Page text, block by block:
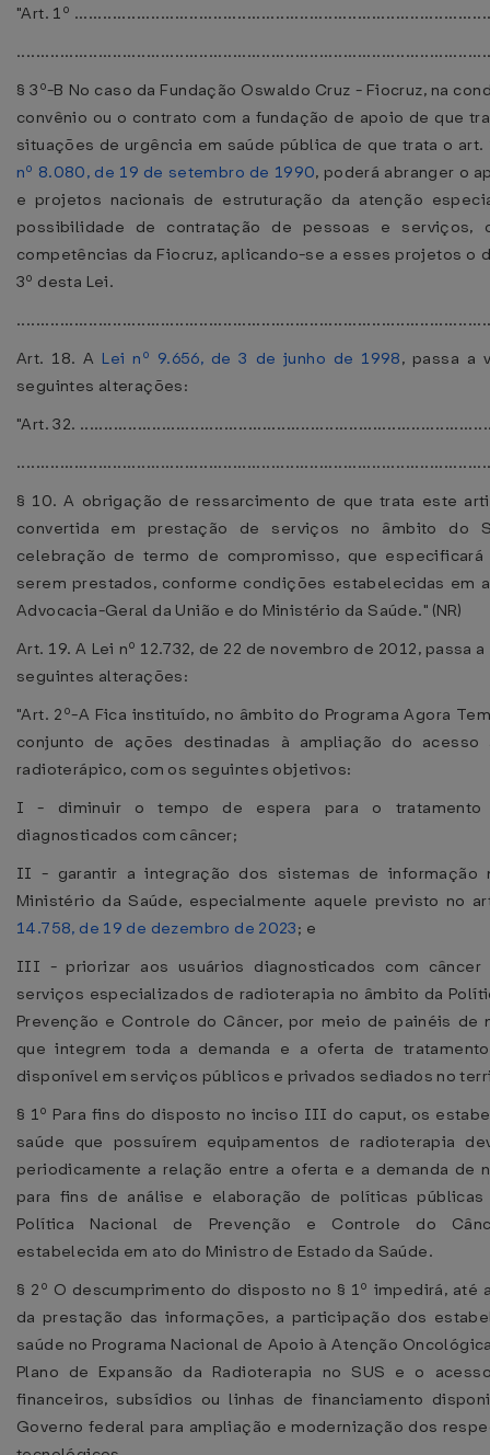
"Art. 1º
§ 3º-B No caso da Fundação Oswaldo Cruz - Fiocruz, na
convênio ou o contrato com a fundação de apoio de que
situações de urgência em saúde pública de que trata o art.
nº 8.080, de 19 de setembro de 1990, poderá abranger o
e projetos nacionais de estruturação da atenção
possibilidade de contratação de pessoas e serviços,
competências da Fiocruz, aplicando-se a esses projetos o
3º desta Lei.
Art. 18. A Lei nº 9.656, de 3 de junho de 1998, passa a
seguintes alterações:
"Art. 32.
§ 10. A obrigação de ressarcimento de que trata este
convertida em prestação de serviços no âmbito do
celebração de termo de compromisso, que
serem prestados, conforme condições estabelecidas em
Advocacia-Geral da União e do Ministério da Saúde." (NR)
Art. 19. A Lei nº 12.732, de 22 de novembro de 2012, passa
seguintes alterações:
"Art. 2º-A Fica instituído, no âmbito do Programa Agora
conjunto de ações destinadas à ampliação do acesso
radioterápico, com os seguintes objetivos:
I - diminuir o tempo de espera para o tratamento
diagnosticados com câncer;
II - garantir a integração dos sistemas de informação
Ministério da Saúde, especialmente aquele previsto no
14.758, de 19 de dezembro de 2023; e
III - priorizar aos usuários diagnosticados com câncer
serviços especializados de radioterapia no âmbito da
Prevenção e Controle do Câncer, por meio de painéis de
que integrem toda a demanda e a oferta de
disponível em serviços públicos e privados sediados no
§ 1º Para fins do disposto no inciso III do caput, os
saúde que possuírem equipamentos de radioterapia
periodicamente a relação entre a oferta e a demanda de
para fins de análise e elaboração de políticas
Política Nacional de Prevenção e Controle do
estabelecida em ato do Ministro de Estado da Saúde.
§ 2º O descumprimento do disposto no § 1º impedirá, até
da prestação das informações, a participação dos
saúde no Programa Nacional de Apoio à Atenção
Plano de Expansão da Radioterapia no SUS e o
financeiros, subsídios ou linhas de financiamento
Governo federal para ampliação e modernização dos